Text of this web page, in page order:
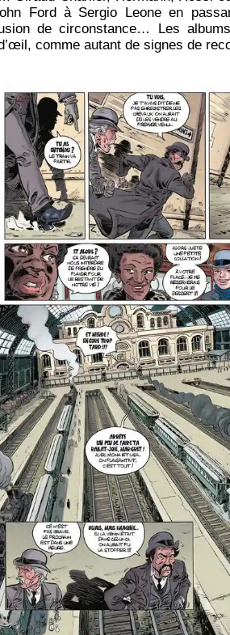
Ford à Sergio Leone en
de circonstance… Les
comme autant de signes de